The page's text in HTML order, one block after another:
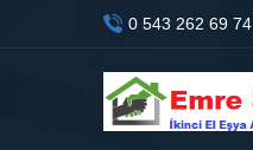
0 543 262 69 74